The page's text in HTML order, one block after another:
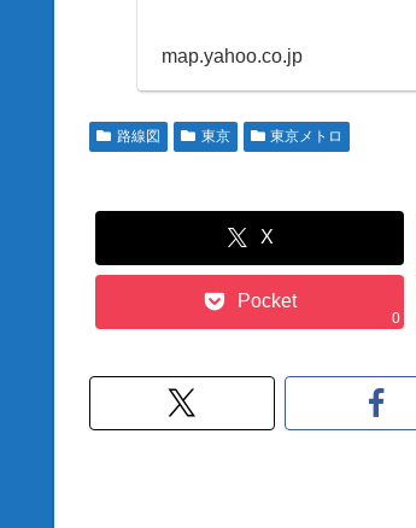
map.yahoo.co.jp
路線図 東京 東京メトロ
X
Pocket
0